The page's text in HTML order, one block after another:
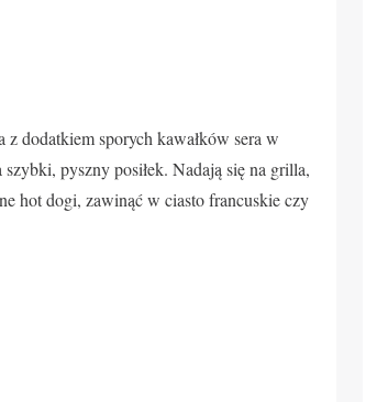
z dodatkiem sporych kawałków sera w
pyszny posiłek. Nadają się na grilla,
hot dogi, zawinąć w ciasto francuskie czy